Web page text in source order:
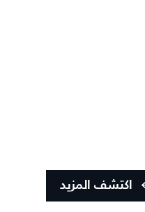
اكتشف المزيد